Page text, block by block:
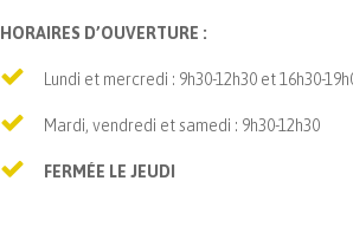
HORAIRES D’OUVERTURE :
Lundi et mercredi : 9h30-12h30 et 16h30-
Mardi, vendredi et samedi : 9h30-12h30
FERMÉE LE JEUDI